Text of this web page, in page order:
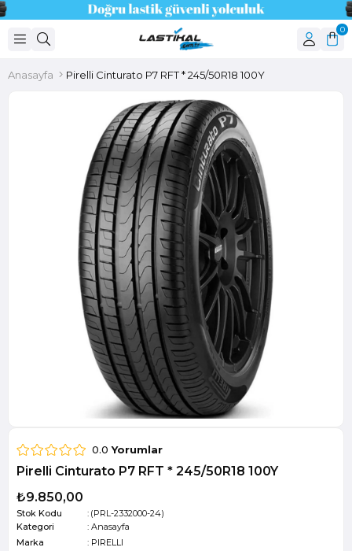
0
Anasayfa Pirelli Cinturato P7 RFT * 245/50R18 100Y
0.0 Yorumlar
Pirelli Cinturato P7 RFT * 245/50R18 100Y
₺9.850,00
Stok Kodu
(PRL-2332000-24)
Kategori
: Anasayfa
Marka
: PIRELLI